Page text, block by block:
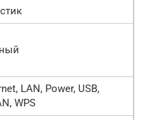
LAN, Power, USB,
WPS